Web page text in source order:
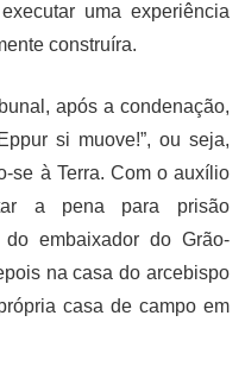
uma experiência
construíra.
após a condenação,
si muove!”, ou seja,
se à Terra. Com o auxílio
a pena para prisão
embaixador do Grão-
na casa do arcebispo
casa de campo em